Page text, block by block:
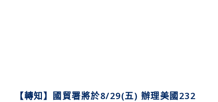
【轉知】國貿署將於8/29(五) 辦理美國232